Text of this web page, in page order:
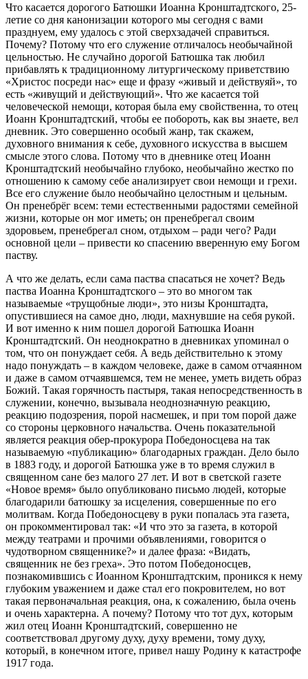
Что касается дорогого Батюшки Иоанна Кронштадтского, 25-
летие со дня канонизации которого мы сегодня с вами
празднуем, ему удалось с этой сверхзадачей справиться.
Почему? Потому что его служение отличалось необычайной
цельностью. Не случайно дорогой Батюшка так любил
прибавлять к традиционному литургическому приветствию
«Христос посреди нас» еще и фразу «живый и действуяй», то
есть «живущий и действующий». Что же касается той
человеческой немощи, которая была ему свойственна, то отец
Иоанн Кронштадтский, чтобы ее побороть, как вы знаете, вел
дневник. Это совершенно особый жанр, так скажем,
духовного внимания к себе, духовного искусства в высшем
смысле этого слова. Потому что в дневнике отец Иоанн
Кронштадтский необычайно глубоко, необычайно жестко по
отношению к самому себе анализирует свои немощи и грехи.
Все его служение было необычайно целостным и цельным.
Он пренебрёг всем: теми естественными радостями семейной
жизни, которые он мог иметь; он пренебрегал своим
здоровьем, пренебрегал сном, отдыхом – ради чего? Ради
основной цели – привести ко спасению вверенную ему Богом
паству.
А что же делать, если сама паства спасаться не хочет? Ведь
паства Иоанна Кронштадтского – это во многом так
называемые «трущобные люди», это низы Кронштадта,
опустившиеся на самое дно, люди, махнувшие на себя рукой.
И вот именно к ним пошел дорогой Батюшка Иоанн
Кронштадтский. Он неоднократно в дневниках упоминал о
том, что он понуждает себя. А ведь действительно к этому
надо понуждать – в каждом человеке, даже в самом отчаянном
и даже в самом отчаявшемся, тем не менее, уметь видеть образ
Божий. Такая горячность пастыря, такая непосредственность в
служении, конечно, вызывала неоднозначную реакцию,
реакцию подозрения, порой насмешек, и при том порой даже
со стороны церковного начальства. Очень показательной
является реакция обер-прокурора Победоносцева на так
называемую «публикацию» благодарных граждан. Дело было
в 1883 году, и дорогой Батюшка уже в то время служил в
священном сане без малого 27 лет. И вот в светской газете
«Новое время» было опубликовано письмо людей, которые
благодарили батюшку за исцеления, совершенные по его
молитвам. Когда Победоносцеву в руки попалась эта газета,
он прокомментировал так: «И что это за газета, в которой
между театрами и прочими объявлениями, говорится о
чудотворном священнике?» и далее фраза: «Видать,
священник не без греха». Это потом Победоносцев,
познакомившись с Иоанном Кронштадтским, проникся к нему
глубоким уважением и даже стал его покровителем, но вот
такая первоначальная реакция, она, к сожалению, была очень
и очень характерна. А почему? Потому что тот дух, которым
жил отец Иоанн Кронштадтский, совершенно не
соответствовал другому духу, духу времени, тому духу,
который, в конечном итоге, привел нашу Родину к катастрофе
1917 года.